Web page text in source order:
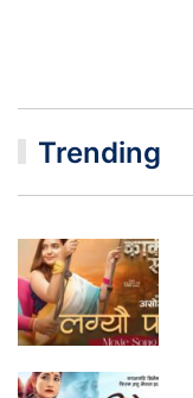
Trending